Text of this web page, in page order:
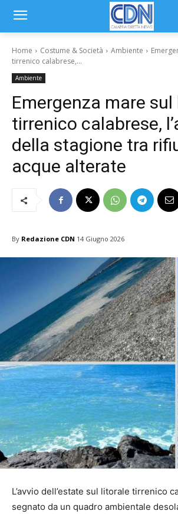
Home Costume & Società Ambiente
tirrenico calabrese,...
Ambiente
Emergenza mare
tirrenico calabrese,
della stagione tra
acque alterate
By Redazione CDN 14 Giugno 2026
L’avvio dell’estate sul litorale tirrenico
segnato da un quadro ambientale